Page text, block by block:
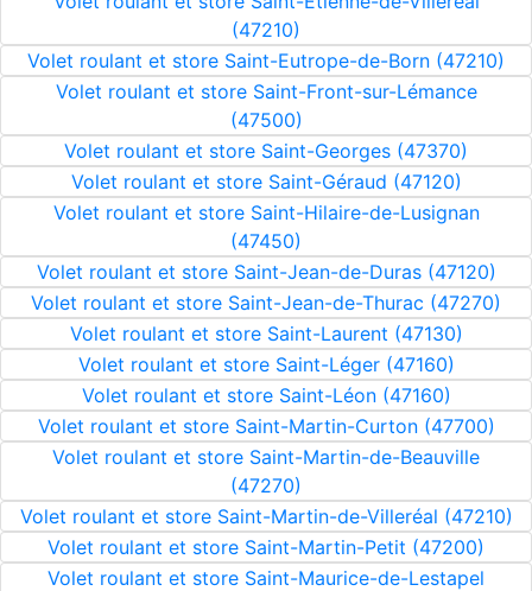
(47210)
Volet roulant et store Saint-Eutrope-de-Born (47210)
Volet roulant et store Saint-Front-sur-Lémance
(47500)
Volet roulant et store Saint-Georges (47370)
Volet roulant et store Saint-Géraud (47120)
Volet roulant et store Saint-Hilaire-de-Lusignan
(47450)
Volet roulant et store Saint-Jean-de-Duras (47120)
Volet roulant et store Saint-Jean-de-Thurac (47270)
Volet roulant et store Saint-Laurent (47130)
Volet roulant et store Saint-Léger (47160)
Volet roulant et store Saint-Léon (47160)
Volet roulant et store Saint-Martin-Curton (47700)
Volet roulant et store Saint-Martin-de-Beauville
(47270)
Volet roulant et store Saint-Martin-de-Villeréal (47210)
Volet roulant et store Saint-Martin-Petit (47200)
Volet roulant et store Saint-Maurice-de-Lestapel